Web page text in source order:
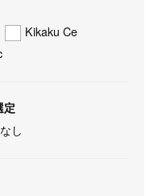
Kikaku Ce
定
し